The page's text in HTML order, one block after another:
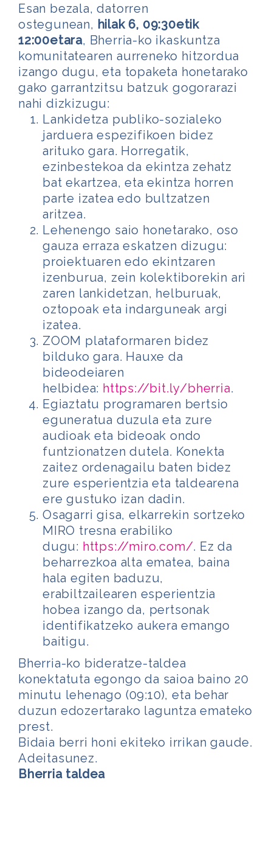
Esan bezala, datorren
ostegunean, hilak 6, 09:30etik
12:00etara, Bherria-ko ikaskuntza
komunitatearen aurreneko hitzordua
izango dugu, eta topaketa honetarako
gako garrantzitsu batzuk gogorarazi
nahi dizkizugu:
Lankidetza publiko-sozialeko
jarduera espezifikoen bidez
arituko gara. Horregatik,
ezinbestekoa da ekintza zehatz
bat ekartzea, eta ekintza horren
parte izatea edo bultzatzen
aritzea.
Lehenengo saio honetarako, oso
gauza erraza eskatzen dizugu:
proiektuaren edo ekintzaren
izenburua, zein kolektiborekin ari
zaren lankidetzan, helburuak,
oztopoak eta indarguneak argi
izatea.
ZOOM plataformaren bidez
bilduko gara. Hauxe da
bideodeiaren
helbidea: https://bit.ly/bherria.
Egiaztatu programaren bertsio
eguneratua duzula eta zure
audioak eta bideoak ondo
funtzionatzen dutela. Konekta
zaitez ordenagailu baten bidez
zure esperientzia eta taldearena
ere gustuko izan dadin.
Osagarri gisa, elkarrekin sortzeko
MIRO tresna erabiliko
dugu: https://miro.com/. Ez da
beharrezkoa alta ematea, baina
hala egiten baduzu,
erabiltzailearen esperientzia
hobea izango da, pertsonak
identifikatzeko aukera emango
baitigu.
Bherria-ko bideratze-taldea
konektatuta egongo da saioa baino 20
minutu lehenago (09:10), eta behar
duzun edozertarako laguntza emateko
prest.
Bidaia berri honi ekiteko irrikan gaude.
Adeitasunez.
Bherria taldea